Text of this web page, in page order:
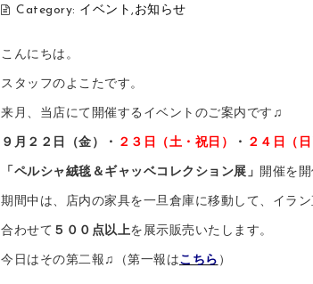
Category: イベント ,お知らせ
こんにちは。
スタッフのよこたです。
来月、当店にて開催するイベントのご案内です♫
９月２２日（金）・ ２３日（土・祝日） ・ ２４日（日
「ペルシャ絨毯＆ギャッベコレクション展」 開催を開
期間中は、店内の家具を一旦倉庫に移動して、イラ
合わせて ５００点以上を展示販売いたします。
今日はその第二報♫（第一報はこちら ）